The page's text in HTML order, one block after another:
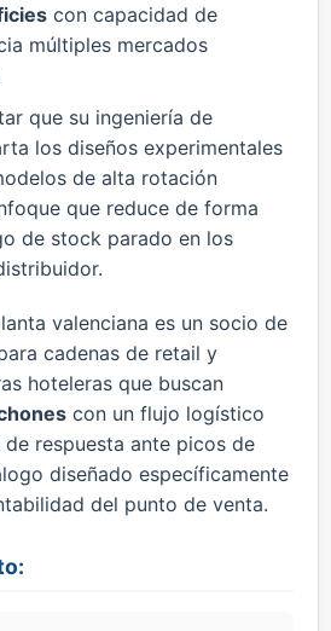
con capacidad de
múltiples mercados
que su ingeniería de
los diseños experimentales
de alta rotación
que reduce de forma
de stock parado en los
valenciana es un socio de
cadenas de retail y
hoteleras que buscan
con un flujo logístico
respuesta ante picos de
diseñado específicamente
del punto de venta.